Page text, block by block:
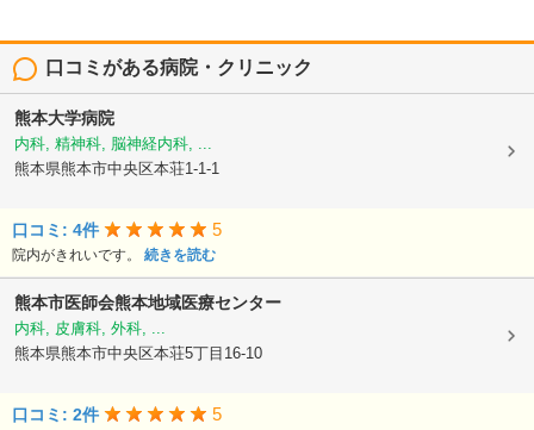
口コミがある病院・クリニック
熊本大学病院
内科, 精神科, 脳神経内科, ...
熊本県熊本市中央区本荘1-1-1
口コミ: 4件 5
院内がきれいです。 続きを読む
熊本市医師会熊本地域医療センター
内科, 皮膚科, 外科, ...
熊本県熊本市中央区本荘5丁目16-10
口コミ: 2件 5